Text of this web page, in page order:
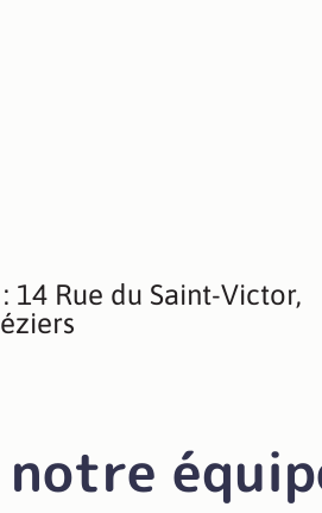
14 Rue du Saint-Victor,